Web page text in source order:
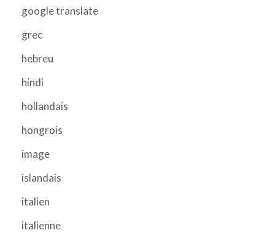
google translate
grec
hebreu
hindi
hollandais
hongrois
image
islandais
italien
italienne